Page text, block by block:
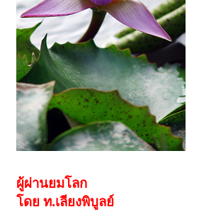
ผู้ผ่านยมโลก
โดย ท.เลียงพิบูลย์